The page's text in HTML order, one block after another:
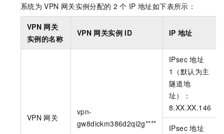
系统为 VPN 网关实例分配的 2 个 IP 地址如下表所示：
VPN 网关
实例的名称
VPN 网关实例 ID IP 地址
VPN 网关
vpn-
gw8dickm386d2qi2g****
IPsec 地址
1（默认为主
隧道地
址）：
8.XX.XX.146
IPsec 地址